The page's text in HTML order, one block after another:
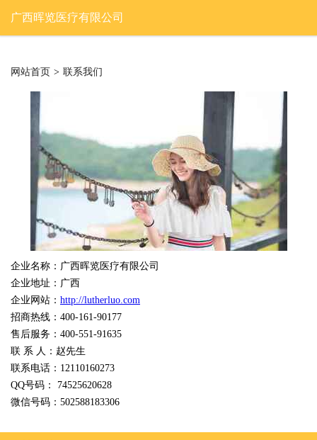
广西晖览医疗有限公司
网站首页 > 联系我们
企业名称：广西晖览医疗有限公司
企业地址：广西
企业网站： http://lutherluo.com
招商热线：400-161-90177
售后服务：400-551-91635
联 系 人：赵先生
联系电话：12110160273
QQ号码： 74525620628
微信号码：502588183306